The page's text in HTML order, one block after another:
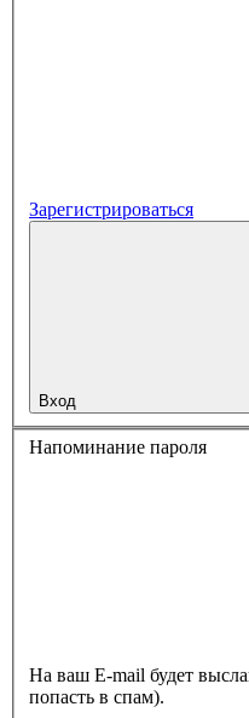
Зарегистрироваться
Вход
Напоминание пароля
На ваш E-mail будет
попасть в спам).